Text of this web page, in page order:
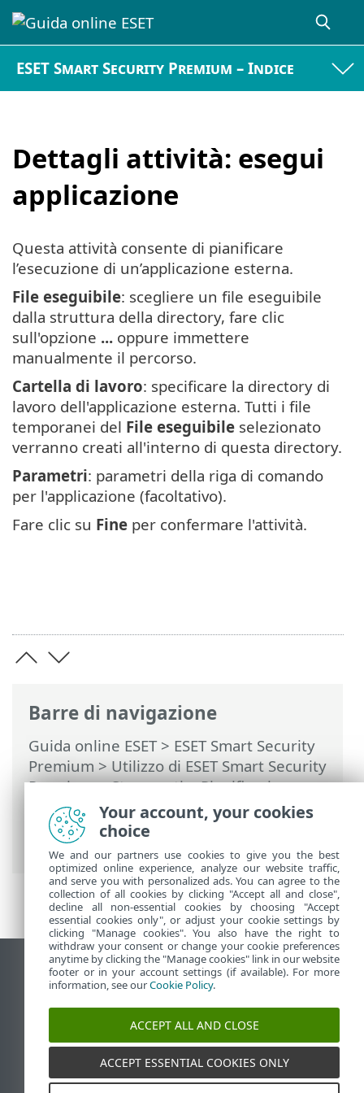
ESET Smart Security Premium – Indice
Dettagli attività: esegui
applicazione
Barre di navigazione
Guida online ESET> ESET Smart Security
Premium>Utilizzo di ESET Smart Security
Premium>Strumenti>Pianificazione
attività> Finestre di dialogo:
pianificazione attività > Dettagli attività:
esegui applicazione
Questa attività consente di pianificare
l’esecuzione di un’applicazione esterna.
File eseguibile: scegliere un file eseguibile
dalla struttura della directory, fare clic
sull'opzione ... oppure immettere
manualmente il percorso.
Cartella di lavoro: specificare la directory di
lavoro dell'applicazione esterna. Tutti i file
temporanei del File eseguibile selezionato
verranno creati all'interno di questa directory.
Parametri: parametri della riga di comando
per l'applicazione (facoltativo).
Fare clic su Fine per confermare l'attività.
Visualizza sito desktop
End of Life
ESET Knowledge Base
ESET Status Portal
Supporto regionale
Your account, your cookies
choice
We and our partners use cookies to give you the best
optimized online experience, analyze our website traffic,
and serve you with personalized ads. You can agree to the
collection of all cookies by clicking "Accept all and close",
decline all non-essential cookies by choosing "Accept
essential cookies only", or adjust your cookie settings by
clicking "Manage cookies". You also have the right to
withdraw your consent or change your cookie preferences
anytime by clicking the "Manage cookies" link in our website
footer or in your account settings (if available). For more
information, see ourCookie Policy.
ACCEPT ALL AND CLOSE
ACCEPT ESSENTIAL COOKIES ONLY